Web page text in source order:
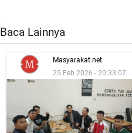
Baca Lainnya
Masyarakat.net
25 Feb 2026 - 20:33:07